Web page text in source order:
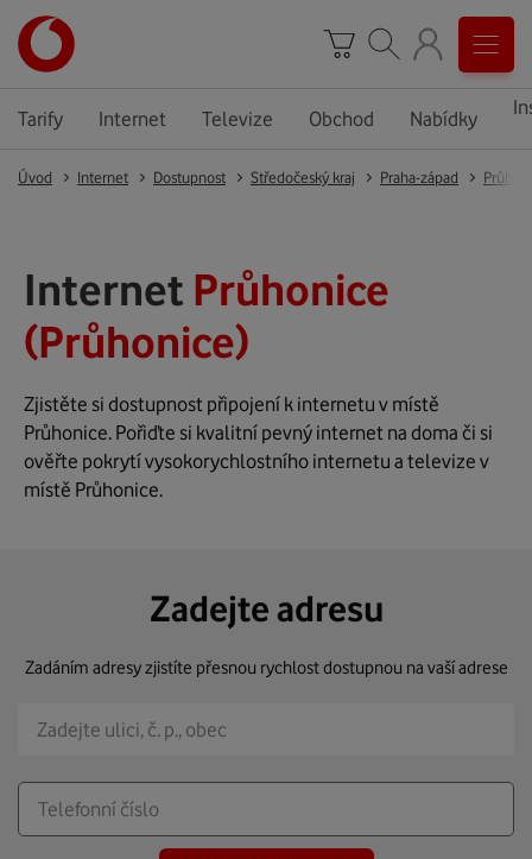
Tarify Internet Televize Obchod Nabídky
Úvod Internet Dostupnost Středočeský kraj Praha-západ
Internet Průhonice
(Průhonice)
Zjistěte si dostupnost připojení k internetu v místě
Průhonice. Pořiďte si kvalitní pevný internet na doma či si
ověřte pokrytí vysokorychlostního internetu a televize v
místě Průhonice.
Zadejte adresu
Zadáním adresy zjistíte přesnou rychlost dostupnou na vaší adrese